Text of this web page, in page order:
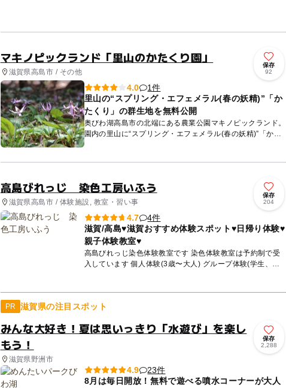
マキノピックランド「里山のかたくり園」
滋賀県高島市 / その他
保存
92
4.0
1件
里山の“スプリング・エフェメラル(春の妖精)”「か
たくり」の群生地を無料公開
奥びわ湖高島市の北端にある農業公園マキノピックランド。
園内の里山に“スプリング・エフェメラル(春の妖精)”「かた
くり」の群生地が発見され、２０１６年４月から一般公開さ
高島びれっじ 染色工房いふう
滋賀県高島市 / 体験施設, 教室・習い事
保存
204
4.7
4件
滋賀/高島♥️滋賀おすすめ体験スポット♥️日帰り体験♥️
親子体験教室♥️
高島びれっじ染色体験教室です 染色体験教室は予約制で受
入しています 個人体験(3歳〜大人) グループ体験(学生、女
PR 滋賀県の注目スポット
みんな大好き！夏は思いっきり「水遊び」を楽し
もう！
滋賀県野洲市
保存
2,288
4.9
23件
8月は毎日開放！無料で遊べる噴水コーナーが大人